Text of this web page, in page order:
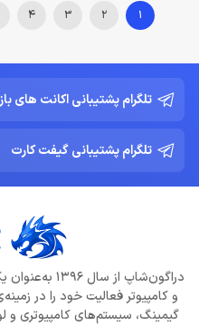
1
2
3
4
تلگرام پشتیبانی اکانت های
تلگرام پشتیبانی گیفت کارت
دراگون‌شاپ
و کامپیوتر فعالیت خود را در
گیمینگ، سیستم‌های کامپیوتری و